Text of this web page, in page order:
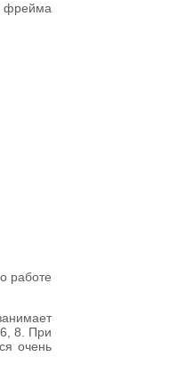
фрейма
работе
8. При
очень